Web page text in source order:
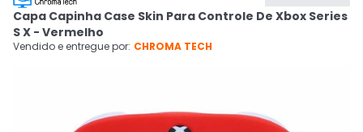
Cupons
CADASTRE-SE
Capa Capinha Case Skin Para Controle De Xbox Series
S X - Vermelho
Vendido e entregue por: CHROMA TECH